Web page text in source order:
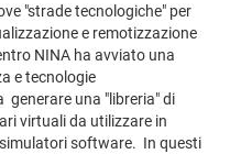
"strade tecnologiche" per
e remotizzazione
NINA ha avviato una
e tecnologie
generare una "libreria" di
virtuali da utilizzare in
software. In questi